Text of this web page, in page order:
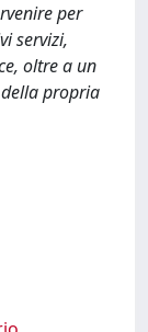
per
servizi,
oltre a un
propria